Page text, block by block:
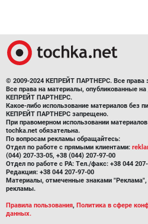
© 2009-2024 КЕПРЕЙТ ПАРТНЕРС. Все
Все права на материалы, опубликованные
КЕПРЕЙТ ПАРТНЕРС.
Какое-либо использование материалов без
КЕПРЕЙТ ПАРТНЕРС запрещено.
При правомерном использовании
tochka.net обязательна.
По вопросам рекламы обращайтесь:
Отдел по работе с прямыми клиентами:
(044) 207-33-05, +38 (044) 207-97-00
Отдел по работе с РА: Тел./факс: +38 044
Редакция: +38 044 207-97-00
Материалы, отмеченные знаками
рекламы.
Правила пользования, Политика в сфере
данных.